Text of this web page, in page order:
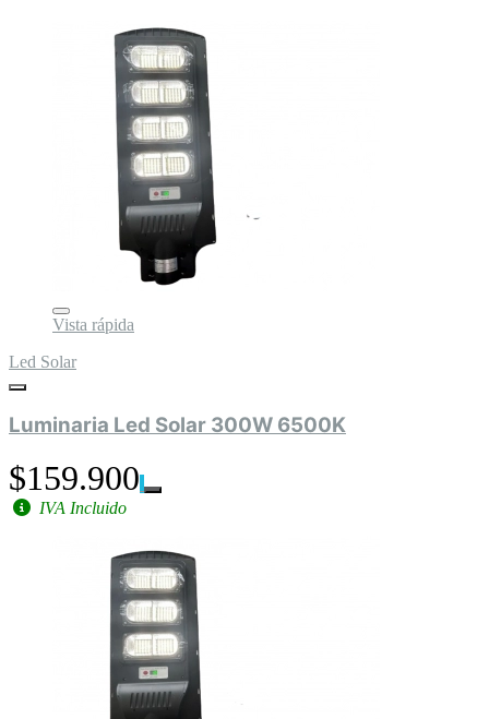
Vista rápida
Led Solar
Luminaria Led Solar 300W 6500K
$159.900
IVA Incluido